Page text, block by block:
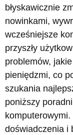
błyskawicznie
nowinkami,
wcześniejsze
przyszły
problemów,
pieniędzmi, co
szukania
poniższy
doświadczenia i